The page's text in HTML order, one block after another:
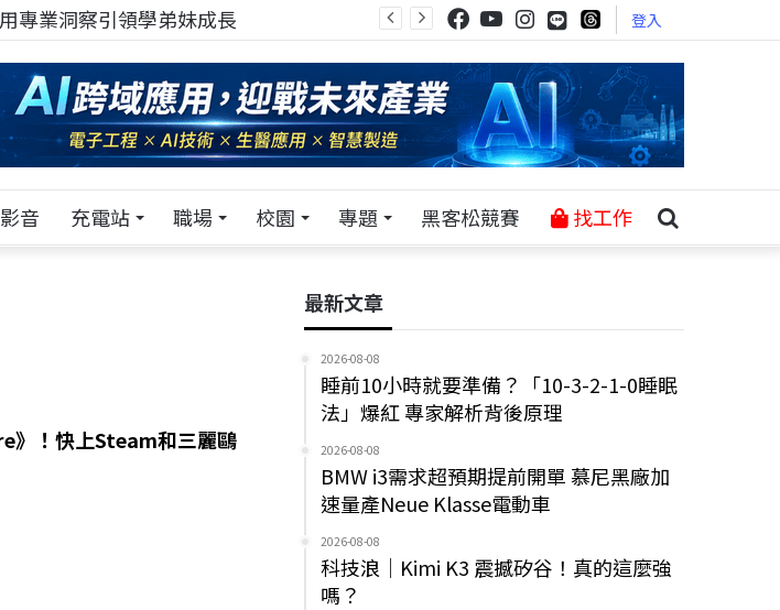
專業洞察引領學弟妹成長 登入
影音 充電站 職場 校園 專題 黑客松競賽 找工作
！快上Steam和三麗鷗
最新文章
2026-08-08
睡前10小時就要準備？「10-3-2-1-0睡眠
法」爆紅 專家解析背後原理
2026-08-08
BMW i3需求超預期提前開單 慕尼黑廠加
速量產Neue Klasse電動車
2026-08-08
科技浪｜Kimi K3 震撼矽谷！真的這麼強
嗎？